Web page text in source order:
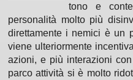
tono e
personalità molto più
direttamente i nemici è un
viene ulteriormente
azioni, e più interazioni
parco attività si è molto